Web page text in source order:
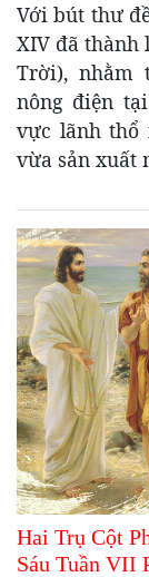
Với bút thư
XIV đã thành
Trời), nhằm
nông điện
vực lãnh thổ
vừa sản xuất
Hai Trụ Cột
Sáu Tuần VII